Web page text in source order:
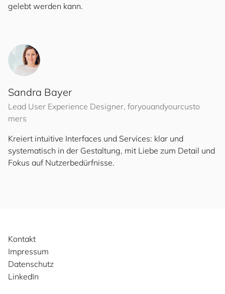
gelebt werden kann.
Sandra Bayer
Lead User Experience Designer, foryouandyourcusto
mers
Kreiert intuitive Interfaces und Services: klar und
systematisch in der Gestaltung, mit Liebe zum Detail und
Fokus auf Nutzerbedürfnisse.
Kontakt
Impressum
Datenschutz
LinkedIn